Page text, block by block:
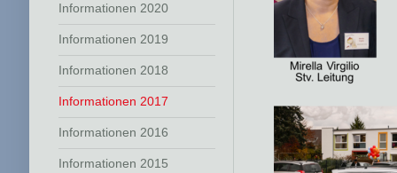
Informationen 2020
Informationen 2019
Informationen 2018
Informationen 2017
Informationen 2016
Informationen 2015